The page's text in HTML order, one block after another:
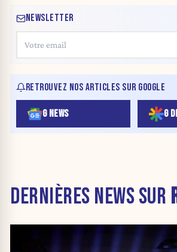
NEWSLETTER
RETROUVEZ NOS ARTICLES SUR GOOGLE
G NEWS G
DERNIÈRES NEWS SUR